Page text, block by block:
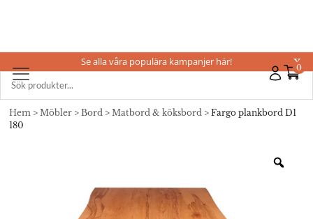
0
Se alla våra populära kampanjer här! X
Hem > Möbler > Bord > Matbord & köksbord > Fargo plankbord D1
180